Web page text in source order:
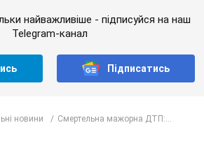
найважливіше - підписуйся на наш
Telegram-канал
Підписатись
новини Смертельна мажорна ДТП:...